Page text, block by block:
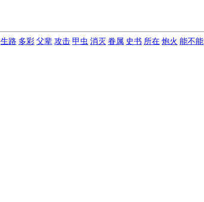
生路 多彩 父辈 攻击 甲虫 消灭 眷属 史书 所在 炮火 能不能